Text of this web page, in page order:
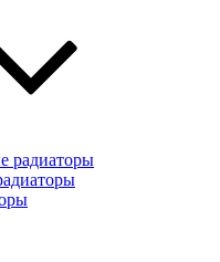
радиаторы